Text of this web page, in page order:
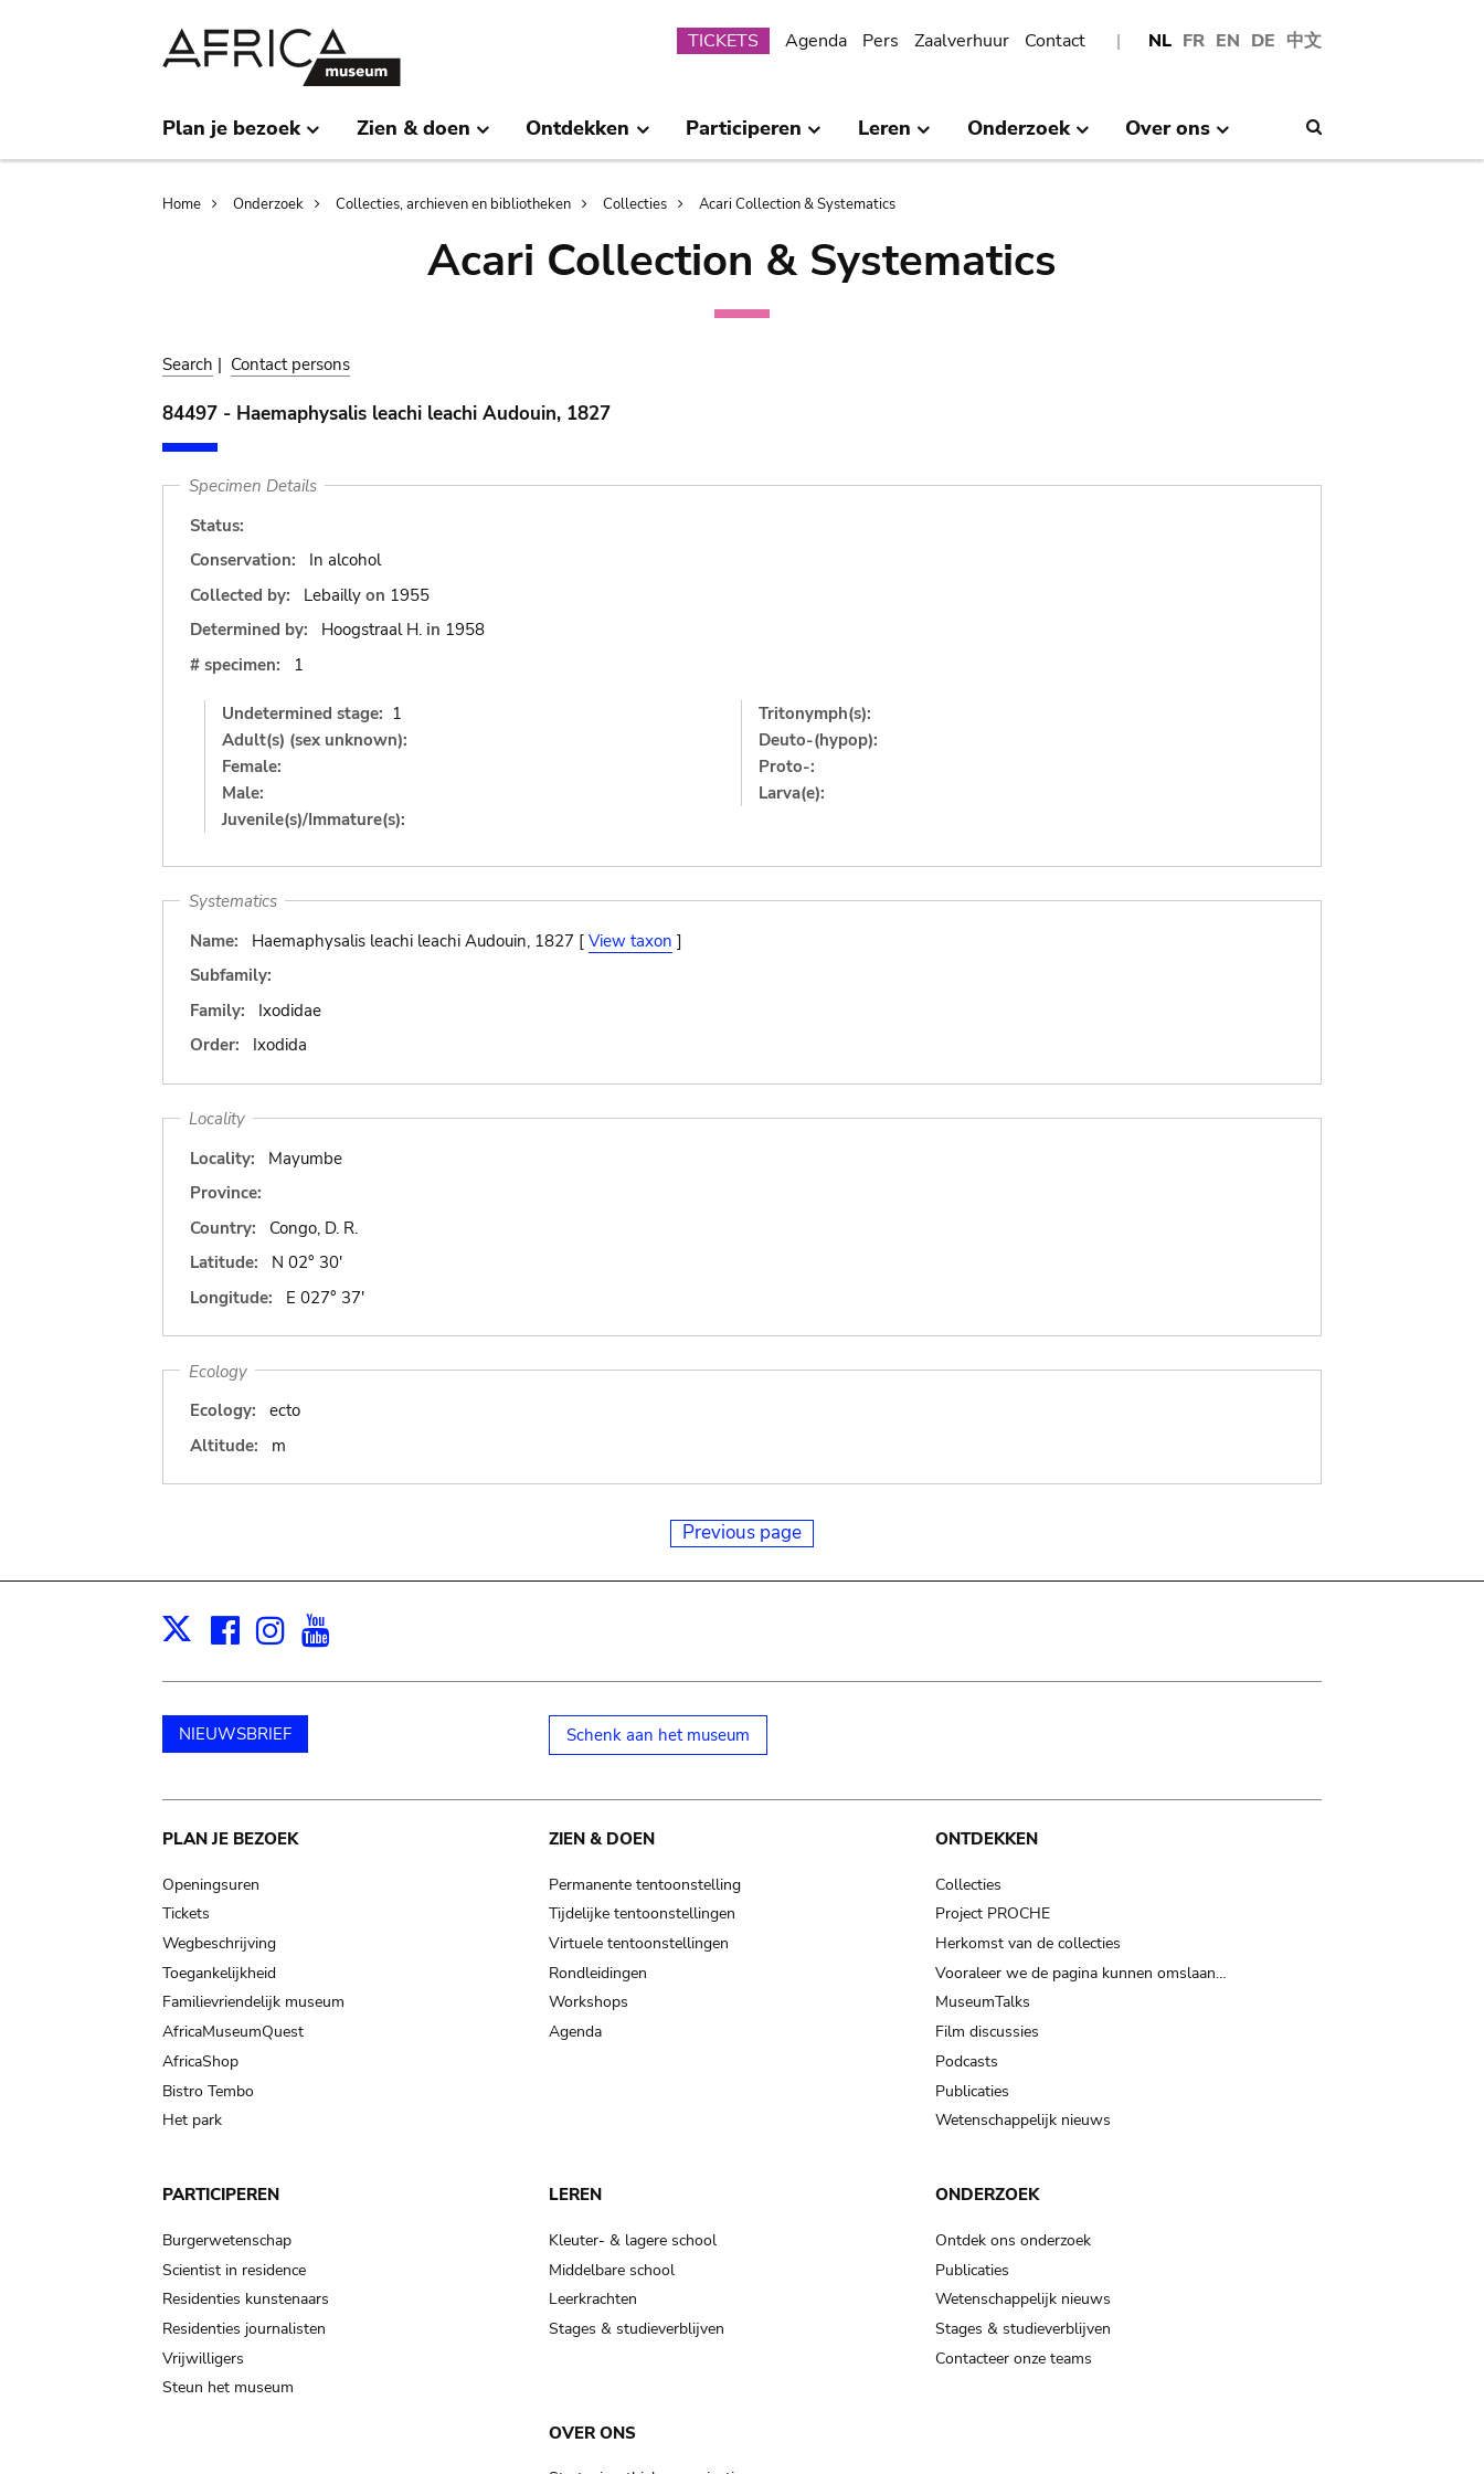
NL FR EN DE 中文
Submenu
TICKETS Agenda Pers Zaalverhuur Contact
Plan je bezoek Zien & doen Ontdekken Participeren Leren Onderzoek Over ons
Breadcrumb
Home Onderzoek Collecties, archieven en bibliotheken Collecties Acari Collection & Systematics
Acari Collection & Systematics
Search | Contact persons
84497 - Haemaphysalis leachi leachi Audouin, 1827
Specimen Details
Status:
Conservation:
In alcohol
Collected by:
Lebailly on 1955
Determined by:
Hoogstraal H. in 1958
# specimen:
1
Undetermined stage: 1
Adult(s) (sex unknown):
Female:
Male:
Juvenile(s)/Immature(s):
Tritonymph(s):
Deuto-(hypop):
Proto-:
Larva(e):
Systematics
Name:
Haemaphysalis leachi leachi Audouin, 1827 [ View taxon ]
Subfamily:
Family:
Ixodidae
Order:
Ixodida
Locality
Locality:
Mayumbe
Province:
Country:
Congo, D. R.
Latitude:
N 02° 30'
Longitude:
E 027° 37'
Ecology
Ecology:
ecto
Altitude:
m
Previous page
X Facebook
Instagram
NIEUWSBRIEF Schenk aan het museum
Main
navigation
PLAN JE BEZOEK
Openingsuren
Tickets
Wegbeschrijving
Toegankelijkheid
Familievriendelijk museum
AfricaMuseumQuest
AfricaShop
Bistro Tembo
Het park
ZIEN & DOEN
Permanente tentoonstelling
Tijdelijke tentoonstellingen
Virtuele tentoonstellingen
Rondleidingen
Workshops
Agenda
ONTDEKKEN
Collecties
Project PROCHE
Herkomst van de collecties
Vooraleer we de pagina kunnen omslaan…
MuseumTalks
Film discussies
Podcasts
Publicaties
Wetenschappelijk nieuws
PARTICIPEREN
Burgerwetenschap
Scientist in residence
Residenties kunstenaars
Residenties journalisten
Vrijwilligers
Steun het museum
LEREN
Kleuter- & lagere school
Middelbare school
Leerkrachten
Stages & studieverblijven
ONDERZOEK
Ontdek ons onderzoek
Publicaties
Wetenschappelijk nieuws
Stages & studieverblijven
Contacteer onze teams
OVER ONS